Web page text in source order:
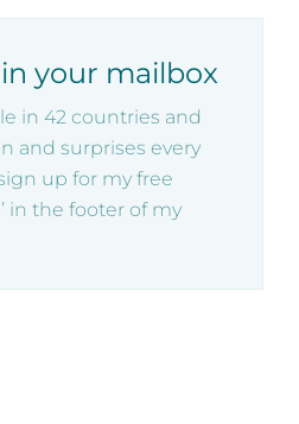
your mailbox
in 42 countries and
and surprises every
up for my free
in the footer of my